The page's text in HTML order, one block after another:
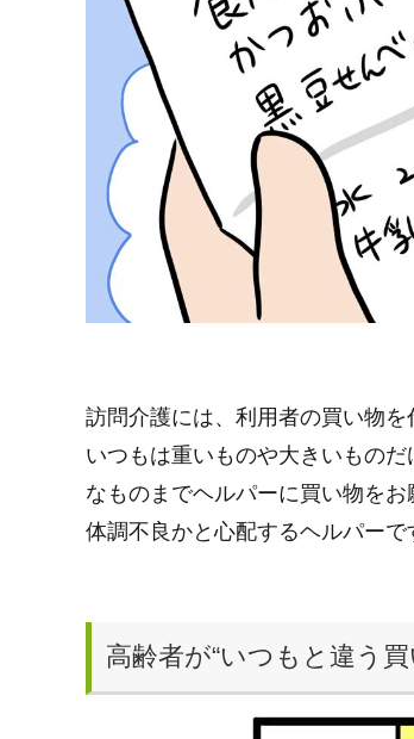
訪問介護には、利用者の買い物を
いつもは重いものや大きいもの
なものまでヘルパーに買い物をお
体調不良かと心配するヘルパー
高齢者が“いつもと違う